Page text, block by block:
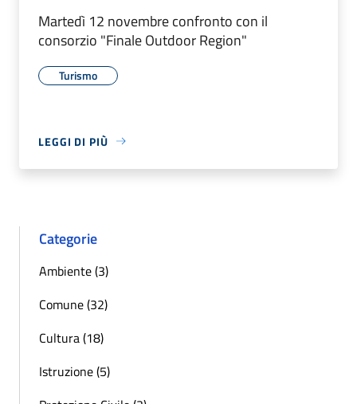
Martedì 12 novembre confronto con il
consorzio "Finale Outdoor Region"
Turismo
LEGGI DI PIÙ
Categorie
Ambiente (3)
Comune (32)
Cultura (18)
Istruzione (5)